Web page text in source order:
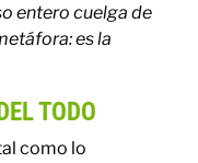
entero cuelga de
es la
TODO
como lo